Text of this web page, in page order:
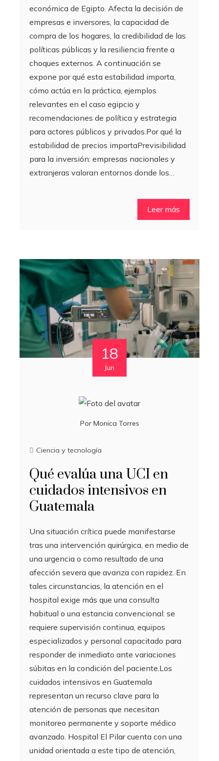
económica de Egipto. Afecta la decisión de
empresas e inversores, la capacidad de
compra de los hogares, la credibilidad de las
políticas públicas y la resiliencia frente a
choques externos. A continuación se
expone por qué esta estabilidad importa,
cómo actúa en la práctica, ejemplos
relevantes en el caso egipcio y
recomendaciones de política y estrategia
para actores públicos y privados.Por qué la
estabilidad de precios importaPrevisibilidad
para la inversión: empresas nacionales y
extranjeras valoran entornos donde los…
Leer más
18
Jun
Por Monica Torres
Ciencia y tecnología
Qué evalúa una UCI en
cuidados intensivos en
Guatemala
Una situación crítica puede manifestarse
tras una intervención quirúrgica, en medio de
una urgencia o como resultado de una
afección severa que avanza con rapidez. En
tales circunstancias, la atención en el
hospital exige más que una consulta
habitual o una estancia convencional: se
requiere supervisión continua, equipos
especializados y personal capacitado para
responder de inmediato ante variaciones
súbitas en la condición del paciente.Los
cuidados intensivos en Guatemala
representan un recurso clave para la
atención de personas que necesitan
monitoreo permanente y soporte médico
avanzado. Hospital El Pilar cuenta con una
unidad orientada a este tipo de atención,